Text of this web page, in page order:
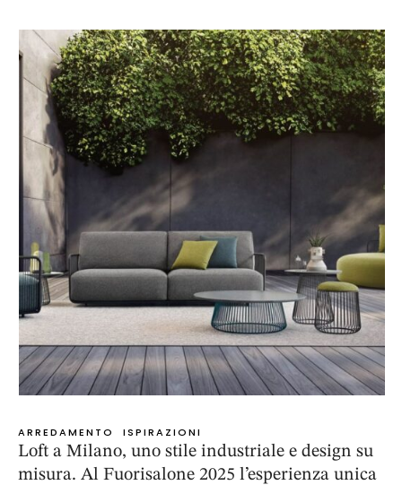
diventa laboratorio di sperimentazione urbana e
architettonica. È in questo contesto che emergono alcuni dei
più importanti architetti italiani, protagonisti della
cosiddetta Milano …
ARREDAMENTO ISPIRAZIONI
Loft a Milano, uno stile industriale e design su
misura. Al Fuorisalone 2025 l’esperienza unica